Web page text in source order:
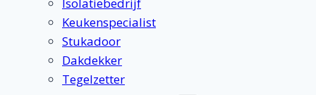
Isolatiebedrijf
Keukenspecialist
Stukadoor
Dakdekker
Tegelzetter